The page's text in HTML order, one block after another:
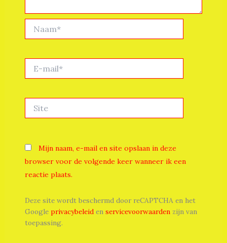
mail*
Mijn naam, e-mail en site opslaan in deze
browser voor de volgende keer wanneer ik een
reactie plaats.
Deze site wordt beschermd door reCAPTCHA en het
Google privacybeleiden servicevoorwaardenzijn van
toepassing.